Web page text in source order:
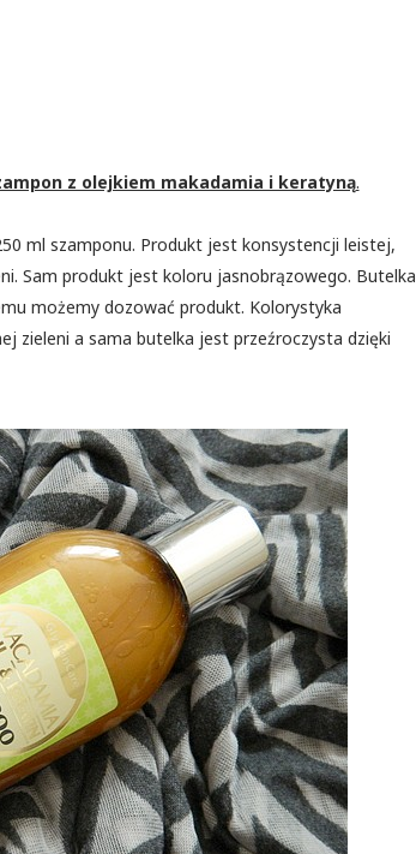
z olejkiem makadamia i keratyną.
ml szamponu. Produkt jest konsystencji leistej,
Sam produkt jest koloru jasnobrązowego. Butelka
możemy dozować produkt. Kolorystyka
zieleni a sama butelka jest przeźroczysta dzięki